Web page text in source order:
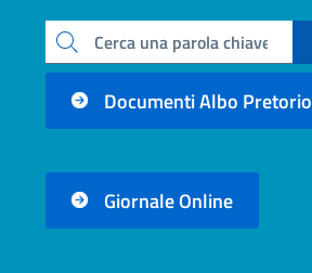
Cerca una parola chiave
Documenti Albo Pretorio
Giornale Online